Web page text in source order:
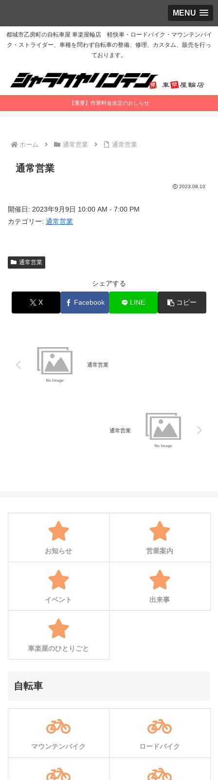
MENU
都城市乙房町の自転車屋 車楽屋輪店 軽快車・ロードバイク・マウンテンバイ
ク・ストライダー、車種を問わず自転車の整備、修理、カスタム、販売を行っ
ております。
【重要】作業料金改定のおしらせ
ホーム 通常営業 通常営業
通常営業
2023.08.10
開催日: 2023年9月9日 10:00 AM - 7:00 PM
カテゴリー: 通常営業
通常営業
シェアする
X Facebook LINE コピー
通常営業
通常営業
お知らせ 営業案内
イベント 出来事
車楽屋のひとりごと
自転車
マウンテンバイク ロードバイク